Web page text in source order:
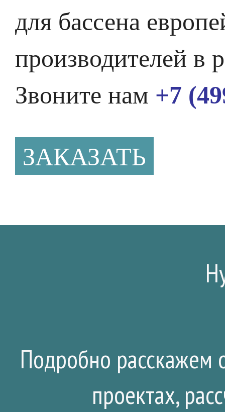
для бассена
производителей в
Звоните нам +7
ЗАКАЗАТЬ
Подробно расскажем
проектах,